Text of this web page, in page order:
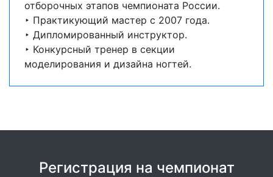
отборочных этапов чемпионата России.
‣ Практикующий мастер с 2007 года.
‣ Дипломированный инструктор.
‣ Конкурсный тренер в секции
моделирования и дизайна ногтей.
Регистрация на чемпионат